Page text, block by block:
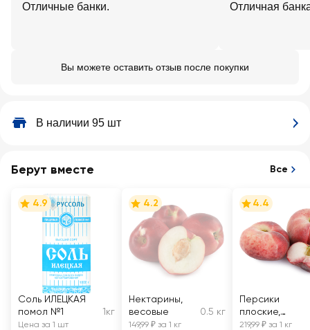
Отличные банки. Отличная
Вы можете оставить отзыв после покупки
В наличии 95 шт
Берут вместе Все
4.9
Соль ИЛЕЦКАЯ
помол №1
1кг
Цена за 1 шт
4.2
Нектарины,
весовые
0.5 кг
149,99 ₽ за 1 кг
4.4
Персики
плоские,
весовые
219,99 ₽ за 1 кг